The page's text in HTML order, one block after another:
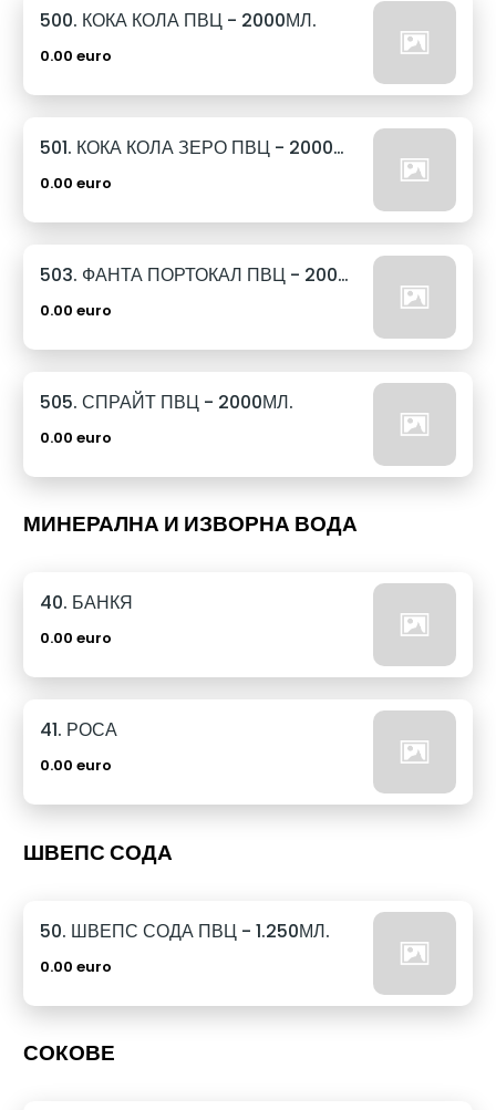
500. КОКА КОЛА ПВЦ - 2000МЛ.
0.00 euro
501. КОКА КОЛА ЗЕРО ПВЦ - 2000МЛ.
0.00 euro
503. ФАНТА ПОРТОКАЛ ПВЦ - 2000МЛ.
0.00 euro
505. СПРАЙТ ПВЦ - 2000МЛ.
0.00 euro
МИНЕРАЛНА И ИЗВОРНА ВОДА
40. БАНКЯ
0.00 euro
41. РОСА
0.00 euro
ШВЕПС СОДА
50. ШВЕПС СОДА ПВЦ - 1.250МЛ.
0.00 euro
СОКОВЕ